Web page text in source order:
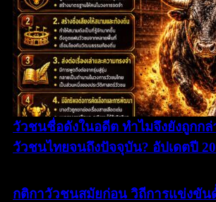
วัวชนชื่อดังในอดีต ทำไมจึงยังถูกกล่
วัวชนไทยจนถึงปัจจุบัน? อัปเดตปี
กติกาวัวชนสมัยก่อน วิถีการแข่งขัน